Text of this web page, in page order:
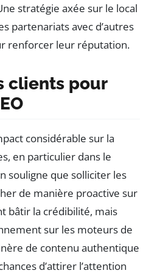
stratégie axée sur le local
partenariats avec d’autres
renforcer leur réputation.
clients pour
considérable sur la
en particulier dans le
souligne que solliciter les
de manière proactive sur
bâtir la crédibilité, mais
sur les moteurs de
de contenu authentique
d’attirer l’attention